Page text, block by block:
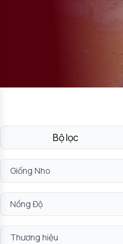
Bộ lọc
Giống Nho
Nồng Độ
Thương hiệu